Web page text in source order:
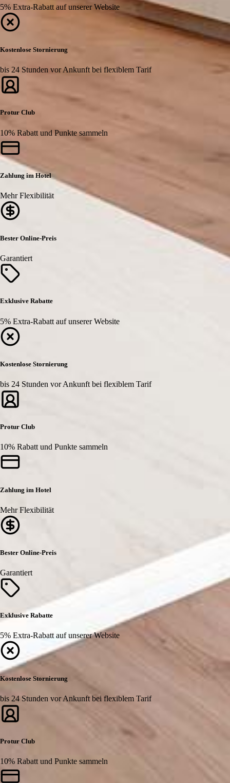
5% Extra-Rabatt auf unserer Website
Kostenlose Stornierung
bis 24 Stunden vor Ankunft bei flexiblem Tarif
Protur Club
10% Rabatt und Punkte sammeln
Zahlung im Hotel
Mehr Flexibilität
Bester Online-Preis
Garantiert
Exklusive Rabatte
5% Extra-Rabatt auf unserer Website
Kostenlose Stornierung
bis 24 Stunden vor Ankunft bei flexiblem Tarif
Protur Club
10% Rabatt und Punkte sammeln
Zahlung im Hotel
Mehr Flexibilität
Bester Online-Preis
Garantiert
Exklusive Rabatte
5% Extra-Rabatt auf unserer Website
Kostenlose Stornierung
bis 24 Stunden vor Ankunft bei flexiblem Tarif
Protur Club
10% Rabatt und Punkte sammeln